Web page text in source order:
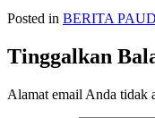
Posted in BERITA PAUD
Tinggalkan
Alamat email Anda tidak